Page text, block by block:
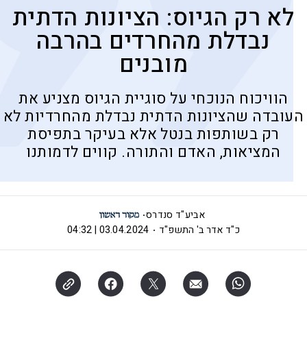
לא רק הגיוס: הציונות הדתית
נבדלת מהחרדים בהרבה
מובנים
הוויכוח הנוכחי על סוגיית הגיוס מצניע את
העובדה שהציונות הדתית נבדלת מהחרדיות לא
רק בשותפות בנטל אלא בעיקר בתפיסת
המציאות, האדם והתורה. קווים לדמותנו
אביע"ד סנדרס
כ"ד אדר ב' התשפ"ד
03.04.2024 | 04:32